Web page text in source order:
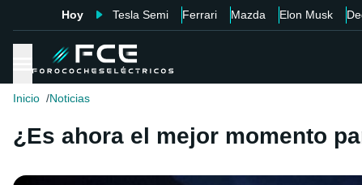
Hoy Tesla Semi Ferrari Mazda Elon Musk
Inicio Noticias
¿Es ahora el mejor momento